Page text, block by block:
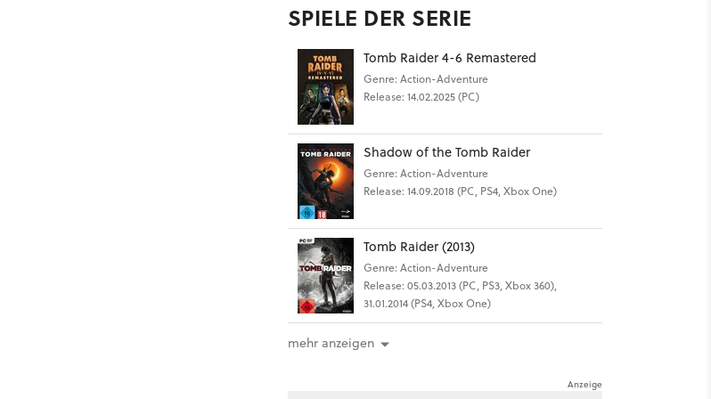
SPIELE DER SERIE
Tomb Raider 4-6 Remastered
Genre: Action-Adventure
Release: 14.02.2025 (PC)
Shadow of the Tomb Raider
Genre: Action-Adventure
Release: 14.09.2018 (PC, PS4, Xbox One)
Tomb Raider (2013)
Genre: Action-Adventure
Release: 05.03.2013 (PC, PS3, Xbox 360),
31.01.2014 (PS4, Xbox One)
mehr anzeigen